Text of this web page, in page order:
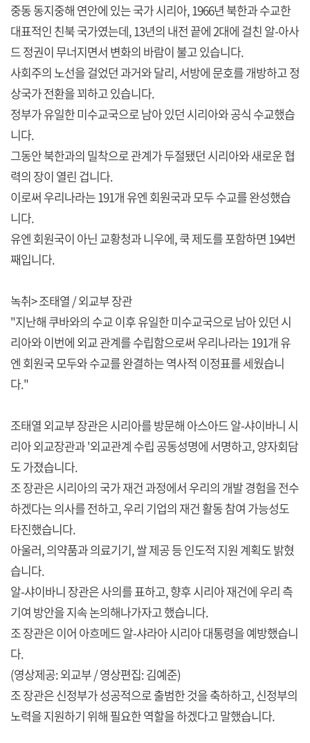
중동 동지중해 연안에 있는 국가 시리아, 1966년 북한과 수교한
대표적인 친북 국가였는데, 13년의 내전 끝에 2대에 걸친 알-아사
드 정권이 무너지면서 변화의 바람이 불고 있습니다.
사회주의 노선을 걸었던 과거와 달리, 서방에 문호를 개방하고 정
상국가 전환을 꾀하고 있습니다.
정부가 유일한 미수교국으로 남아 있던 시리아와 공식 수교했습
니다.
그동안 북한과의 밀착으로 관계가 두절됐던 시리아와 새로운 협
력의 장이 열린 겁니다.
이로써 우리나라는 191개 유엔 회원국과 모두 수교를 완성했습
니다.
유엔 회원국이 아닌 교황청과 니우에, 쿡 제도를 포함하면 194번
째입니다.
녹취> 조태열 / 외교부 장관
"지난해 쿠바와의 수교 이후 유일한 미수교국으로 남아 있던 시
리아와 이번에 외교 관계를 수립함으로써 우리나라는 191개 유
엔 회원국 모두와 수교를 완결하는 역사적 이정표를 세웠습니
다."
조태열 외교부 장관은 시리아를 방문해 아스아드 알-샤이바니 시
리아 외교장관과 '외교관계 수립 공동성명에 서명하고, 양자회담
도 가졌습니다.
조 장관은 시리아의 국가 재건 과정에서 우리의 개발 경험을 전수
하겠다는 의사를 전하고, 우리 기업의 재건 활동 참여 가능성도
타진했습니다.
아울러, 의약품과 의료기기, 쌀 제공 등 인도적 지원 계획도 밝혔
습니다.
알-샤이바니 장관은 사의를 표하고, 향후 시리아 재건에 우리 측
기여 방안을 지속 논의해나가자고 했습니다.
조 장관은 이어 아흐메드 알-샤라아 시리아 대통령을 예방했습니
다.
(영상제공: 외교부 / 영상편집: 김예준)
조 장관은 신정부가 성공적으로 출범한 것을 축하하고, 신정부의
노력을 지원하기 위해 필요한 역할을 하겠다고 말했습니다.